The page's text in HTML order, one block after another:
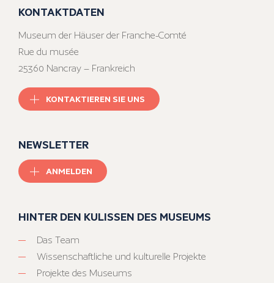
KONTAKTDATEN
Museum der Häuser der Franche-Comté
Rue du musée
25360 Nancray – Frankreich
KONTAKTIEREN SIE UNS
NEWSLETTER
ANMELDEN
HINTER DEN KULISSEN DES MUSEUMS
Das Team
Wissenschaftliche und kulturelle Projekte
Projekte des Museums